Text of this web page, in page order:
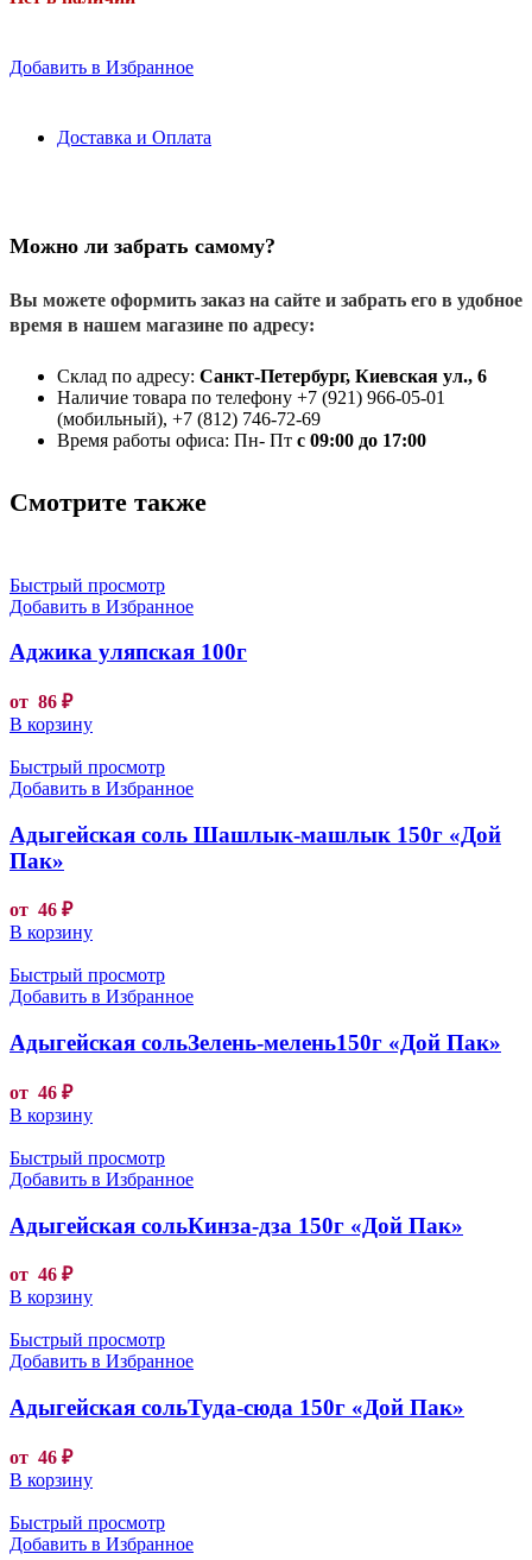
Добавить в Избранное
Доставка и Оплата
Можно ли забрать самому?
Вы можете оформить заказ на сайте и забрать его в удобное
время в нашем магазине по адресу:
Склад по адресу: Санкт-Петербург, Киевская ул., 6
Наличие товара по телефону +7 (921) 966-05-01
(мобильный), +7 (812) 746-72-69
Время работы офиса: Пн- Пт с 09:00 до 17:00
Смотрите также
Быстрый просмотр
Добавить в Избранное
Аджика уляпская 100г
от 86 ₽
В корзину
Быстрый просмотр
Добавить в Избранное
Адыгейская соль Шашлык-машлык 150г «Дой
Пак»
от 46 ₽
В корзину
Быстрый просмотр
Добавить в Избранное
Адыгейская сольЗелень-мелень150г «Дой Пак»
от 46 ₽
В корзину
Быстрый просмотр
Добавить в Избранное
Адыгейская сольКинза-дза 150г «Дой Пак»
от 46 ₽
В корзину
Быстрый просмотр
Добавить в Избранное
Адыгейская сольТуда-сюда 150г «Дой Пак»
от 46 ₽
В корзину
Быстрый просмотр
Добавить в Избранное